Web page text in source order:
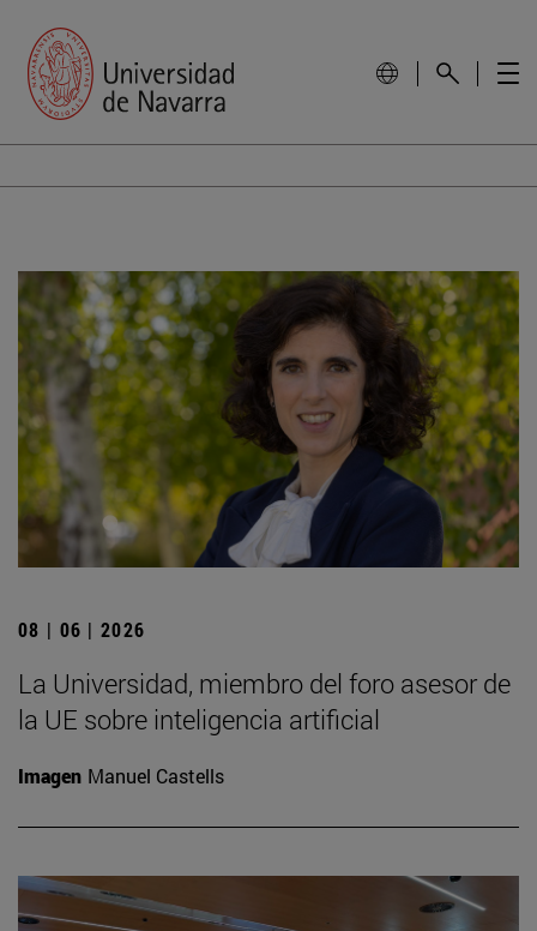
08 | 06 | 2026
La Universidad, miembro del foro asesor de
la UE sobre inteligencia artificial
Imagen Manuel Castells